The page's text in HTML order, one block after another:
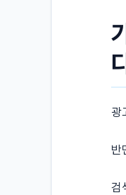
광
반
검